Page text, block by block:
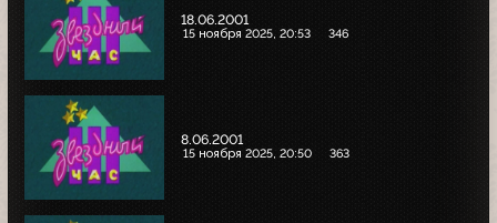
18.06.2001
15 ноября 2025, 20:53 346
8.06.2001
15 ноября 2025, 20:50 363